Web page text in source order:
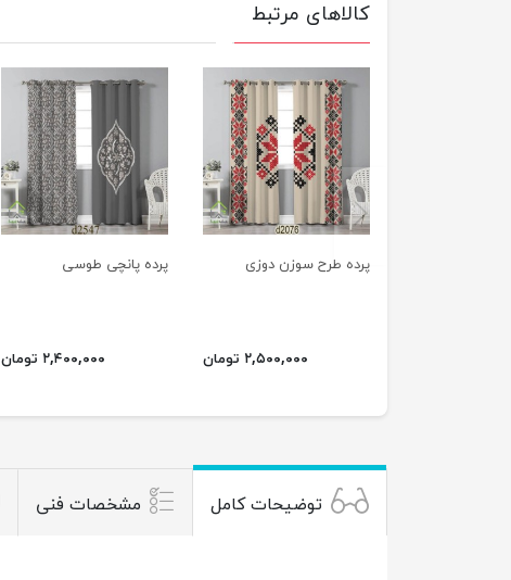
کالاهای مرتبط
پرده طرح سوزن دوزی
۲,۵۰۰,۰۰۰ تومان
پرده پانچی طوسی
۲,۴۰۰,۰۰۰ تومان
previus
توضیحات کامل مشخصات فنی